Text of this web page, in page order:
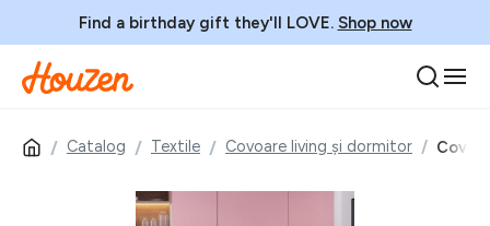
Find a birthday gift they'll LOVE. Shop now
Catalog Textile Covoare living și dormitor